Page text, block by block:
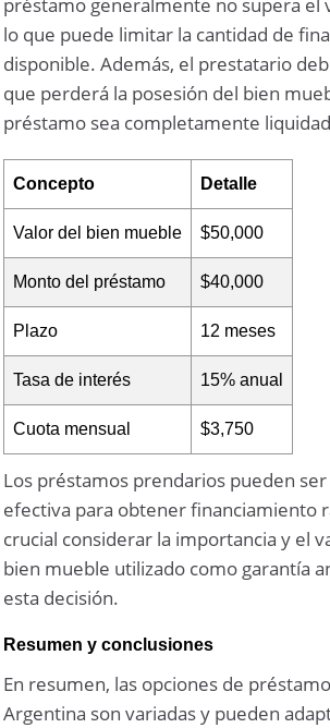
préstamo generalmente no supera el
lo que puede limitar la cantidad de
disponible. Además, el prestatario
que perderá la posesión del bien
préstamo sea completamente
Concepto Detalle
Valor del bien mueble $50,000
Monto del préstamo $40,000
Plazo 12 meses
Tasa de interés 15% anual
Cuota mensual $3,750
Los préstamos prendarios pueden
efectiva para obtener financiamiento
crucial considerar la importancia y el
bien mueble utilizado como garantía
esta decisión.
Resumen y conclusiones
En resumen, las opciones de
Argentina son variadas y pueden